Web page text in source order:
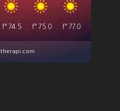
74.5
°f 75.0
°f 77.0
°f